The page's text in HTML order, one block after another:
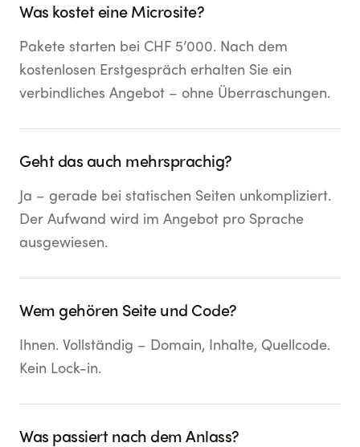
Was kostet eine Microsite?
Pakete starten bei CHF 5’000. Nach dem
kostenlosen Erstgespräch erhalten Sie ein
verbindliches Angebot – ohne Überraschungen.
Geht das auch mehrsprachig?
Ja – gerade bei statischen Seiten unkompliziert.
Der Aufwand wird im Angebot pro Sprache
ausgewiesen.
Wem gehören Seite und Code?
Ihnen. Vollständig – Domain, Inhalte, Quellcode.
Kein Lock-in.
Was passiert nach dem Anlass?